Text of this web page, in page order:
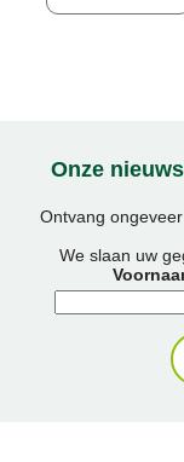
informatie
Onze
Ontvang
We slaan uw